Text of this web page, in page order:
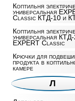
Коптильня
универсальная
Classic КТД-10 и
Коптильня
универсальная
EXPERT Classic
Крючки для
продукта в
камере
Л